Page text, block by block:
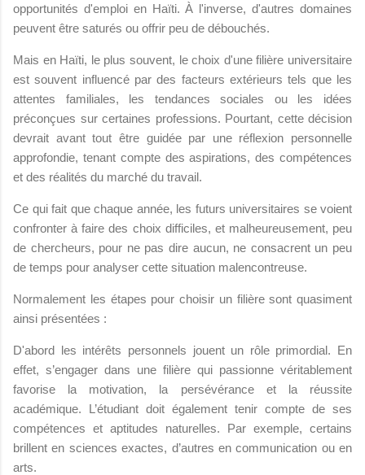
opportunités d'emploi en Haïti. À l'inverse, d'autres domaines
peuvent être saturés ou offrir peu de débouchés.
Mais en Haïti, le plus souvent, le choix d'une filière universitaire
est souvent influencé par des facteurs extérieurs tels que les
attentes familiales, les tendances sociales ou les idées
préconçues sur certaines professions. Pourtant, cette décision
devrait avant tout être guidée par une réflexion personnelle
approfondie, tenant compte des aspirations, des compétences
et des réalités du marché du travail.
Ce qui fait que chaque année, les futurs universitaires se voient
confronter à faire des choix difficiles, et malheureusement, peu
de chercheurs, pour ne pas dire aucun, ne consacrent un peu
de temps pour analyser cette situation malencontreuse.
Normalement les étapes pour choisir un filière sont quasiment
ainsi présentées :
D'abord les intérêts personnels jouent un rôle primordial. En
effet, s’engager dans une filière qui passionne véritablement
favorise la motivation, la persévérance et la réussite
académique. L’étudiant doit également tenir compte de ses
compétences et aptitudes naturelles. Par exemple, certains
brillent en sciences exactes, d’autres en communication ou en
arts.